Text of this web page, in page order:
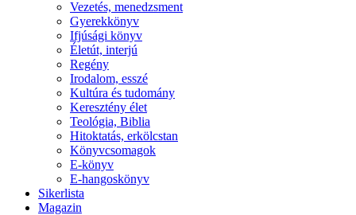
Vezetés, menedzsment
Gyerekkönyv
Ifjúsági könyv
Életút, interjú
Regény
Irodalom, esszé
Kultúra és tudomány
Keresztény élet
Teológia, Biblia
Hitoktatás, erkölcstan
Könyvcsomagok
E-könyv
E-hangoskönyv
Sikerlista
Magazin